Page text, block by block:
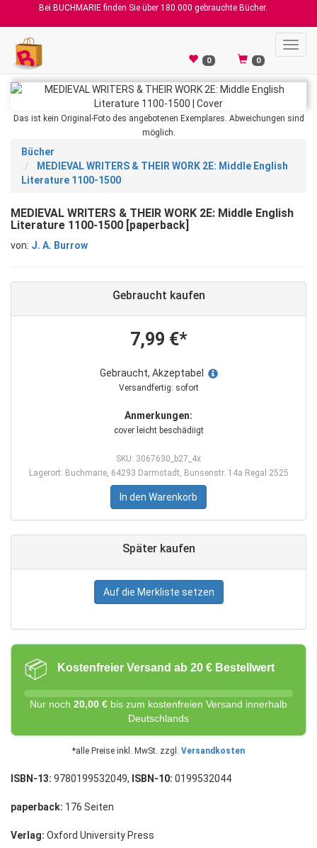
Bei BUCHMARIE finden Sie über 180.000 gebrauchte Bücher.
0 0
Das ist kein Original-Foto des angebotenen Exemplares. Abweichungen sind
möglich.
Bücher
MEDIEVAL WRITERS & THEIR WORK 2E: Middle English
Literature 1100-1500
MEDIEVAL WRITERS & THEIR WORK 2E: Middle English
Literature 1100-1500 [paperback]
von: J. A. Burrow
Gebraucht kaufen
7,99 €*
Gebraucht, Akzeptabel
Versandfertig: sofort
Anmerkungen:
cover leicht beschädiigt
SKU: 3067630_b27_4x
Lagerort: Buchmarie, 64293 Darmstadt, Bunsenstr. 14a Regal 2525
In den Warenkorb
Später kaufen
Auf die Merkliste setzen
📦 Kostenfreier Versand ab 20 € Bestellwert
Nur noch 20,00 € bis zum kostenfreien Versand innerhalb
Deutschlands
*alle Preise inkl. MwSt. zzgl. Versandkosten
ISBN-13: 9780199532049, ISBN-10: 0199532044
paperback: 176 Seiten
Verlag: Oxford University Press